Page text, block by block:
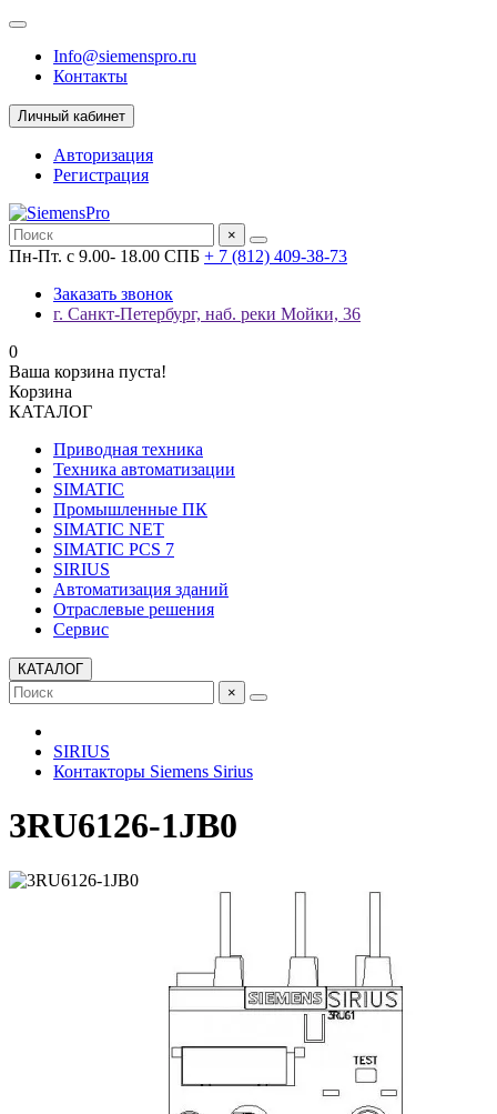
Info@siemenspro.ru
Контакты
Личный кабинет
Авторизация
Регистрация
×
Пн-Пт. с 9.00- 18.00 СПБ + 7 (812) 409-38-73
Заказать звонок
г. Санкт-Петербург, наб. реки Мойки, 36
0
Ваша корзина пуста!
Корзина
КАТАЛОГ
Приводная техника
Техника автоматизации
SIMATIC
Промышленные ПК
SIMATIC NET
SIMATIC PCS 7
SIRIUS
Автоматизация зданий
Отраслевые решения
Сервис
КАТАЛОГ
×
SIRIUS
Контакторы Siemens Sirius
3RU6126-1JB0